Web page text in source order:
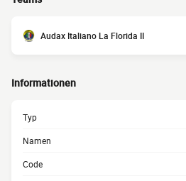
Audax Italiano La Florida II
Informationen
Typ
Namen
Code